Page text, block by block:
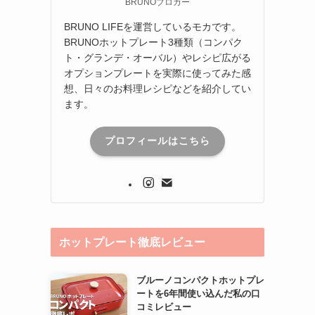
BRUNO LIFEを運営しているモカです。
BRUNOホットプレート3種類（コンパク
ト・グランデ・オーバル）やレシピ広がる
オプションプレートを実際に使ってみた感
想、日々のお料理レシピなどを紹介してい
ます。
プロフィールはこちら
ホットプレート徹底レビュー
ブルーノコンパクトホットプレ
ートを6年間使い込んだ私の口
コミレビュー